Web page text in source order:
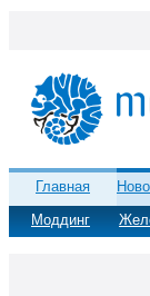
Главная
Моддинг